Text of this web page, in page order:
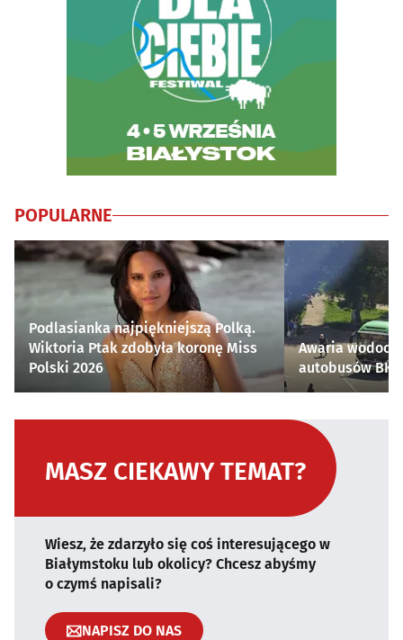
POPULARNE
Podlasianka najpiękniejszą Polką.
Wiktoria Ptak zdobyła koronę Miss
Polski 2026
Awaria
autobusów
MASZ CIEKAWY TEMAT?
Wiesz, że zdarzyło się coś interesującego w
Białymstoku lub okolicy? Chcesz abyśmy
o czymś napisali?
NAPISZ DO NAS